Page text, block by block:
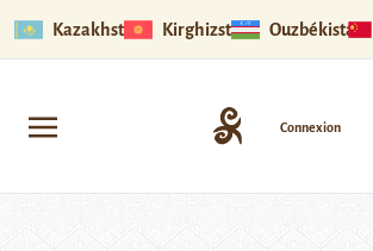
Kazakhstan Kirghizstan Ouzbékistan
Connexion